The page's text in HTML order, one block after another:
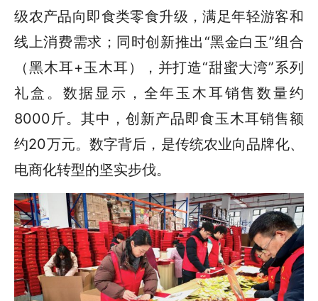
级农产品向即食类零食升级，满足年轻游客和
线上消费需求；同时创新推出“黑金白玉”组合
（黑木耳+玉木耳），并打造“甜蜜大湾”系列
礼盒。数据显示，全年玉木耳销售数量约
8000斤。其中，创新产品即食玉木耳销售额
约20万元。数字背后，是传统农业向品牌化、
电商化转型的坚实步伐。